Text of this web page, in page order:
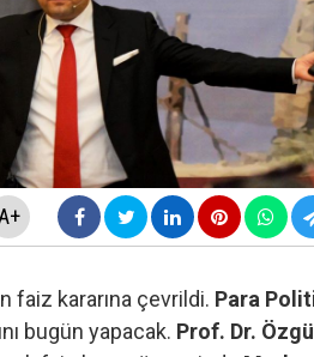
Çiftçi'den bomba
YSK'ya geri
faiz kararına çevrildi. Para
bugün yapacak. Prof. Dr.